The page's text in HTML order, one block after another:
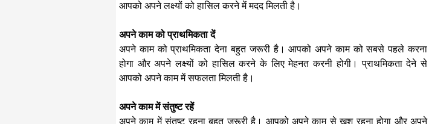
आपको अपने लक्ष्यों को हासिल करने में मदद मिलती है।
अपने काम को प्राथमिकता दें
अपने काम को प्राथमिकता देना बहुत जरूरी है। आपको अपने काम को सबसे पहले करना
होगा और अपने लक्ष्यों को हासिल करने के लिए मेहनत करनी होगी। प्राथमिकता देने से
आपको अपने काम में सफलता मिलती है।
अपने काम में संतुष्ट रहें
अपने काम में संतुष्ट रहना बहुत जरूरी है। आपको अपने काम से खुश रहना होगा और अपने